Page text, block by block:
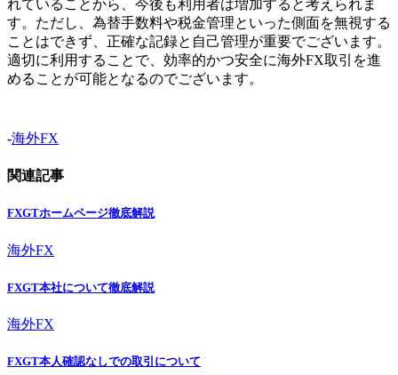
れていることから、今後も利用者は増加すると考えられま
す。ただし、為替手数料や税金管理といった側面を無視する
ことはできず、正確な記録と自己管理が重要でございます。
適切に利用することで、効率的かつ安全に海外FX取引を進
めることが可能となるのでございます。
-海外FX
関連記事
FXGTホームページ徹底解説
海外FX
FXGT本社について徹底解説
海外FX
FXGT本人確認なしでの取引について